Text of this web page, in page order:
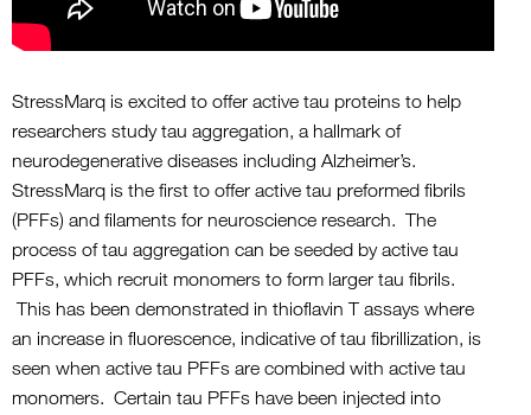
StressMarq is excited to offer active tau proteins to help
researchers study tau aggregation, a hallmark of
neurodegenerative diseases including Alzheimer’s.
StressMarq is the first to offer active tau preformed fibrils
(PFFs) and filaments for neuroscience research. The
process of tau aggregation can be seeded by active tau
PFFs, which recruit monomers to form larger tau fibrils.
This has been demonstrated in thioflavin T assays where
an increase in fluorescence, indicative of tau fibrillization, is
seen when active tau PFFs are combined with active tau
monomers. Certain tau PFFs have been injected into